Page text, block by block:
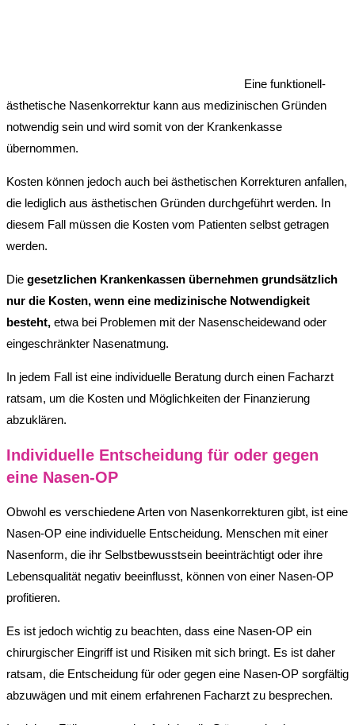
Eine funktionell-
ästhetische Nasenkorrektur kann aus medizinischen Gründen
notwendig sein und wird somit von der Krankenkasse
übernommen.
Kosten können jedoch auch bei ästhetischen Korrekturen anfallen,
die lediglich aus ästhetischen Gründen durchgeführt werden. In
diesem Fall müssen die Kosten vom Patienten selbst getragen
werden.
Die gesetzlichen Krankenkassen übernehmen grundsätzlich
nur die Kosten, wenn eine medizinische Notwendigkeit
besteht, etwa bei Problemen mit der Nasenscheidewand oder
eingeschränkter Nasenatmung.
In jedem Fall ist eine individuelle Beratung durch einen Facharzt
ratsam, um die Kosten und Möglichkeiten der Finanzierung
abzuklären.
Individuelle Entscheidung für oder gegen
eine Nasen-OP
Obwohl es verschiedene Arten von Nasenkorrekturen gibt, ist eine
Nasen-OP eine individuelle Entscheidung. Menschen mit einer
Nasenform, die ihr Selbstbewusstsein beeinträchtigt oder ihre
Lebensqualität negativ beeinflusst, können von einer Nasen-OP
profitieren.
Es ist jedoch wichtig zu beachten, dass eine Nasen-OP ein
chirurgischer Eingriff ist und Risiken mit sich bringt. Es ist daher
ratsam, die Entscheidung für oder gegen eine Nasen-OP sorgfältig
abzuwägen und mit einem erfahrenen Facharzt zu besprechen.